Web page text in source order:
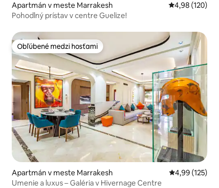
Apartmán v meste Marrakesh Priemerné
4,98 (120)
Pohodlný prístav v centre Guelize!
Obľúbené medzi hosťami
Obľúbené medzi hosťami
Apartmán v meste Marrakesh Priemerné
4,99 (125)
Umenie a luxus – Galéria v Hivernage Centre